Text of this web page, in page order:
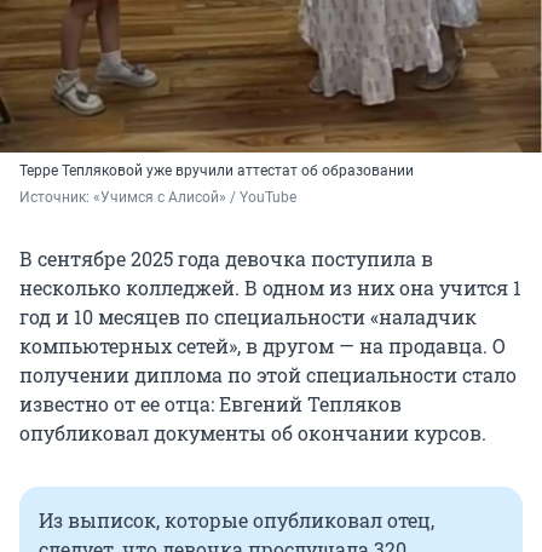
Терре Тепляковой уже вручили аттестат об образовании
Источник: «Учимся с Алисой» / YouTube
В сентябре 2025 года девочка поступила в
несколько колледжей. В одном из них она учится 1
год и 10 месяцев по специальности «наладчик
компьютерных сетей», в другом — на продавца. О
получении диплома по этой специальности стало
известно от ее отца: Евгений Тепляков
опубликовал документы об окончании курсов.
Из выписок, которые опубликовал отец,